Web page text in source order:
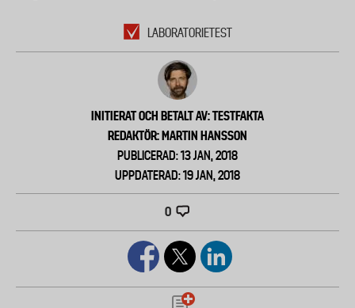
LABORATORIETEST
INITIERAT OCH BETALT AV: TESTFAKTA
REDAKTÖR: MARTIN HANSSON
PUBLICERAD: 13 JAN, 2018
UPPDATERAD: 19 JAN, 2018
0